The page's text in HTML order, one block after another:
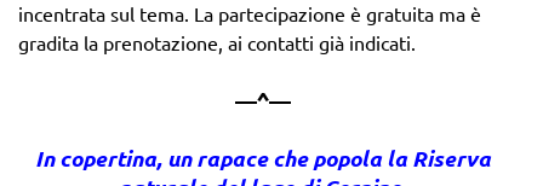
incentrata sul tema. La partecipazione è gratuita ma è
gradita la prenotazione, ai contatti già indicati.
—^—
In copertina, un rapace che popola la Riserva